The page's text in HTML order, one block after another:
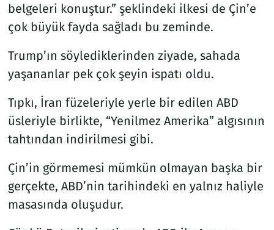
belgeleri konuştur.” şeklindeki ilkesi de Çin’e
çok büyük fayda sağladı bu zeminde.
Trump’ın söylediklerinden ziyade, sahada
yaşananlar pek çok şeyin ispatı oldu.
Tıpkı, İran füzeleriyle yerle bir edilen ABD
üsleriyle birlikte, “Yenilmez Amerika” algısının
tahtından indirilmesi gibi.
Çin’in görmemesi mümkün olmayan başka bir
gerçekte, ABD’nin tarihindeki en yalnız haliyle
masasında oluşudur.